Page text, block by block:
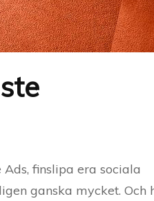
finslipa era sociala
ganska mycket. Och